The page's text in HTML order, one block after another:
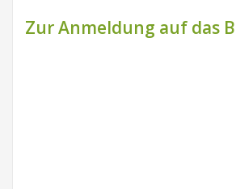
Zur Anmeldung auf das